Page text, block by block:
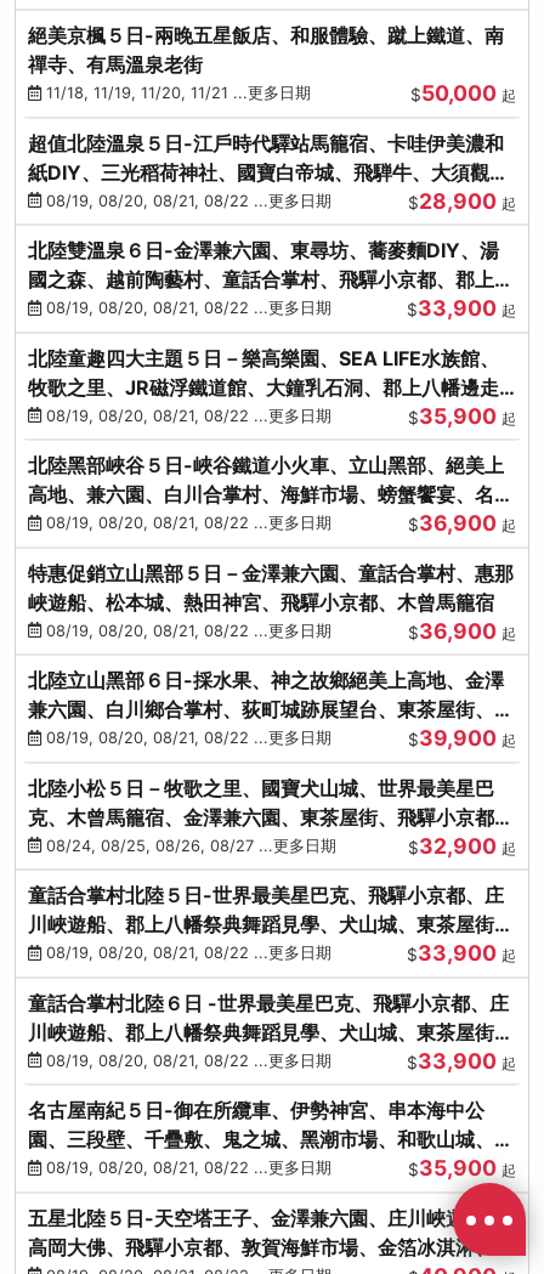
絕美京楓５日-兩晚五星飯店、和服體驗、蹴上鐵道、南
禪寺、有馬溫泉老街
11/18, 11/19, 11/20, 11/21 ...更多日期 $50,000 起
超值北陸溫泉５日-江戶時代驛站馬籠宿、卡哇伊美濃和
紙DIY、三光稻荷神社、國寶白帝城、飛騨牛、大須觀音
街、下呂溫泉
08/19, 08/20, 08/21, 08/22 ...更多日期 $28,900 起
北陸雙溫泉６日-金澤兼六園、東尋坊、蕎麥麵DIY、湯
國之森、越前陶藝村、童話合掌村、飛驒小京都、郡上八
幡08/19, 08/20, 08/21, 08/22 ...更多日期 $33,900 起
北陸童趣四大主題５日－樂高樂園、SEA LIFE水族館、
牧歌之里、JR磁浮鐵道館、大鐘乳石洞、郡上八幡邊走
邊吃08/19, 08/20, 08/21, 08/22 ...更多日期 $35,900 起
北陸黑部峽谷５日-峽谷鐵道小火車、立山黑部、絕美上
高地、兼六園、白川合掌村、海鮮市場、螃蟹饗宴、名湯
雙溫泉
08/19, 08/20, 08/21, 08/22 ...更多日期 $36,900 起
特惠促銷立山黑部５日－金澤兼六園、童話合掌村、惠那
峽遊船、松本城、熱田神宮、飛驒小京都、木曾馬籠宿
08/19, 08/20, 08/21, 08/22 ...更多日期 $36,900 起
北陸立山黑部６日-採水果、神之故鄉絕美上高地、金澤
兼六園、白川鄉合掌村、荻町城跡展望台、東茶屋街、名
花之里絢爛花海
08/19, 08/20, 08/21, 08/22 ...更多日期 $39,900 起
北陸小松５日－牧歌之里、國寶犬山城、世界最美星巴
克、木曾馬籠宿、金澤兼六園、東茶屋街、飛驒小京都、
白川鄉合掌村
08/24, 08/25, 08/26, 08/27 ...更多日期 $32,900 起
童話合掌村北陸５日-世界最美星巴克、飛驒小京都、庄
川峽遊船、郡上八幡祭典舞蹈見學、犬山城、東茶屋街、
松葉蟹、金箔冰淇淋
08/19, 08/20, 08/21, 08/22 ...更多日期 $33,900 起
童話合掌村北陸６日 -世界最美星巴克、飛驒小京都、庄
川峽遊船、郡上八幡祭典舞蹈見學、犬山城、東茶屋街、
松葉蟹、金箔冰淇淋
08/19, 08/20, 08/21, 08/22 ...更多日期 $33,900 起
名古屋南紀５日-御在所纜車、伊勢神宮、串本海中公
園、三段壁、千疊敷、鬼之城、黑潮市場、和歌山城、伊
勢龍蝦溫泉
08/19, 08/20, 08/21, 08/22 ...更多日期 $35,900 起
五星北陸５日-天空塔王子、金澤兼六園、庄川峽遊船、
高岡大佛、飛驒小京都、敦賀海鮮市場、金箔冰淇淋、鰻